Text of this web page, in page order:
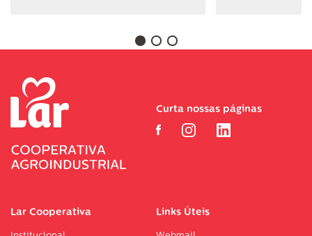
Lar Cooperativa Links Úteis
Curta nossas páginas